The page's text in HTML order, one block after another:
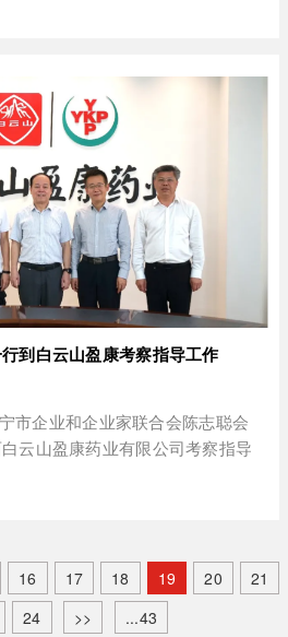
到白云山盈康考察指导工作
市企业和企业家联合会陈志聪会
云山盈康药业有限公司考察指导
16 17 18 19 20
21
24 >> ...43